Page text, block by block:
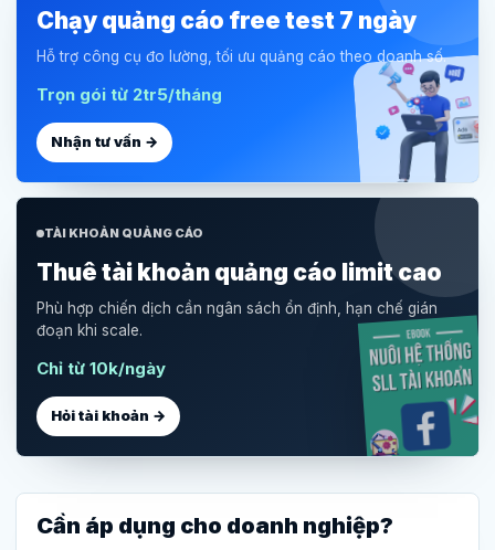
Chạy quảng cáo free test 7 ngày
Hỗ trợ công cụ đo lường, tối ưu quảng cáo theo doanh số.
Trọn gói từ 2tr5/tháng
Nhận tư vấn →
TÀI KHOẢN QUẢNG CÁO
Thuê tài khoản quảng cáo limit cao
Phù hợp chiến dịch cần ngân sách ổn định, hạn chế gián
đoạn khi scale.
Chỉ từ 10k/ngày
Hỏi tài khoản →
Cần áp dụng cho doanh nghiệp?